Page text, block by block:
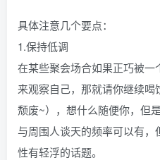
具体注意几个要点：
1.保持低调
在某些聚会场合如果正巧被
来观察自己，那就请你继续
颓废~），想什么随便你，但
与周围人谈天的频率可以有
性有轻浮的话题。